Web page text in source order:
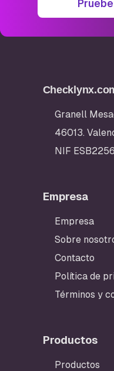
Granell
46013.
NIF
Empresa
Empresa
Sobre
Contacto
Política de
Términos y
Productos
Productos